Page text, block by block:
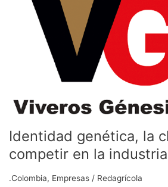
Identidad genética, la
competir en la
.Colombia, Empresas / Redagrícola
industria
aguacatera